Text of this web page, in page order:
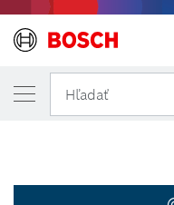
Hľadať
VYBRANÁ VERZIA
Sada
2 608 522 378